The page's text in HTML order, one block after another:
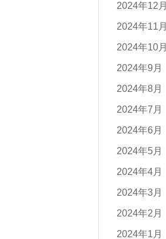
2024年12月
2024年11月
2024年10月
2024年9月
2024年8月
2024年7月
2024年6月
2024年5月
2024年4月
2024年3月
2024年2月
2024年1月